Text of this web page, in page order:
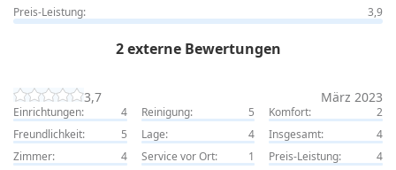
Preis-Leistung:
3,9
2 externe Bewertungen
3,7 März 2023
Einrichtungen: 4 Reinigung: 5 Komfort:
2
Freundlichkeit:
5 Lage: 4 Insgesamt:
4
Zimmer:
4 Service vor Ort: 1 Preis-Leistung:
4